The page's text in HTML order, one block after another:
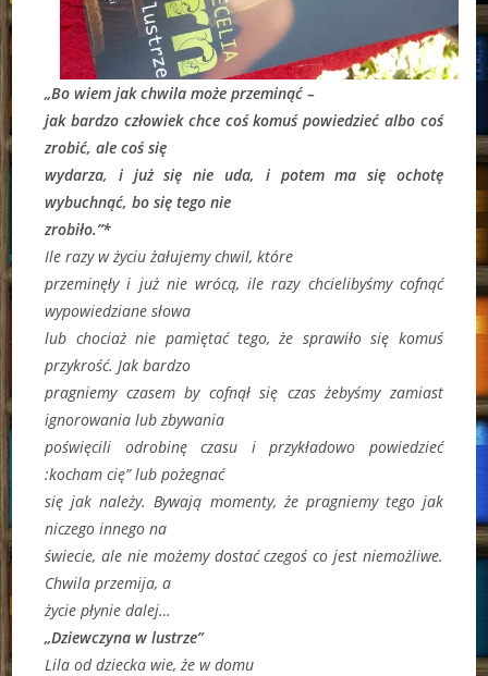
„Bo wiem jak chwila może przeminąć –
jak bardzo człowiek chce coś komuś powiedzieć albo coś
zrobić, ale coś się
wydarza, i już się nie uda, i potem ma się ochotę
wybuchnąć, bo się tego nie
zrobiło.”*
Ile razy w życiu żałujemy chwil, które
przeminęły i już nie wrócą, ile razy chcielibyśmy cofnąć
wypowiedziane słowa
lub chociaż nie pamiętać tego, że sprawiło się komuś
przykrość. Jak bardzo
pragniemy czasem by cofnął się czas żebyśmy zamiast
ignorowania lub zbywania
poświęcili odrobinę czasu i przykładowo powiedzieć
:kocham cię” lub pożegnać
się jak należy. Bywają momenty, że pragniemy tego jak
niczego innego na
świecie, ale nie możemy dostać czegoś co jest niemożliwe.
Chwila przemija, a
życie płynie dalej…
„Dziewczyna w lustrze”
Lila od dziecka wie, że w domu